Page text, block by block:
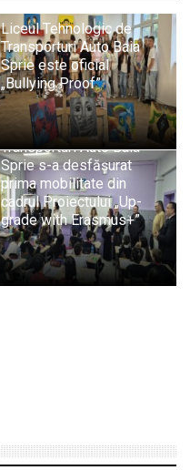
Liceul Tehnologic de
Transporturi Auto Baia
Sprie este oficial
„Bullying Proof”
La Liceul Tehnologic de
Transporturi Auto Baia
Sprie s-a desfășurat
prima mobilitate din
cadrul Proiectului „Up-
grade with Erasmus+”